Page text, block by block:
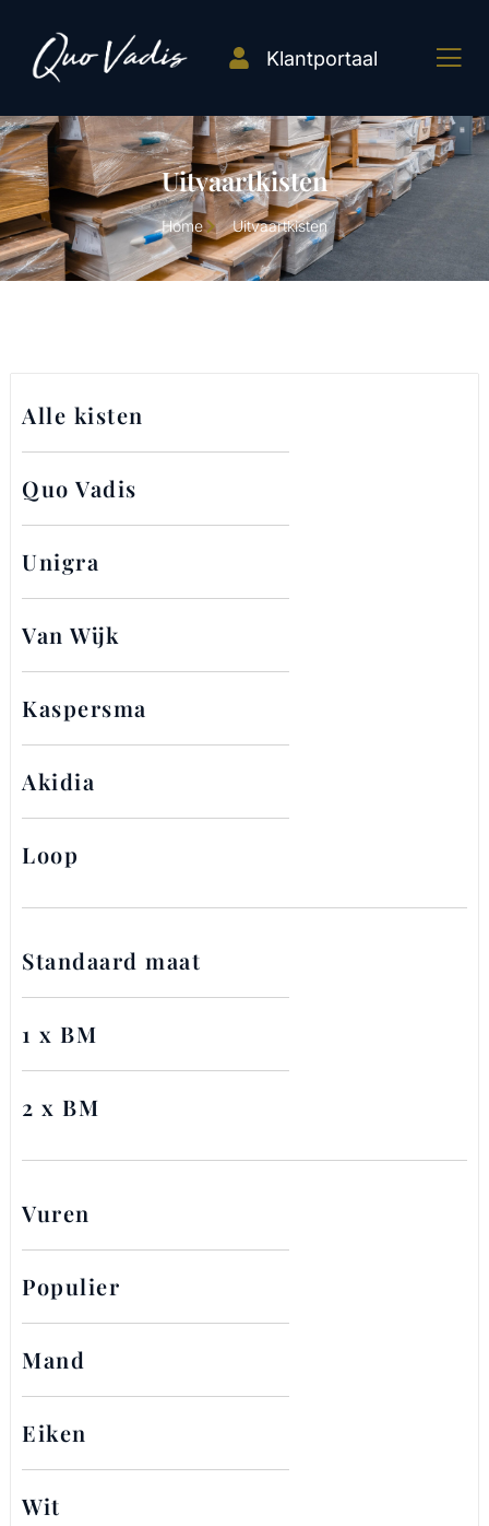
Klantportaal
Uitvaartkisten
Home Uitvaartkisten
Alle kisten
Quo Vadis
Unigra
Van Wijk
Kaspersma
Akidia
Loop
Standaard maat
1 x BM
2 x BM
Vuren
Populier
Mand
Eiken
Wit